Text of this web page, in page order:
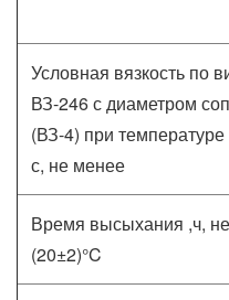
Условная вязкость по
ВЗ-246 с диаметром
(ВЗ-4) при температуре
с, не менее
Время высыхания ,ч,
(20±2)°C